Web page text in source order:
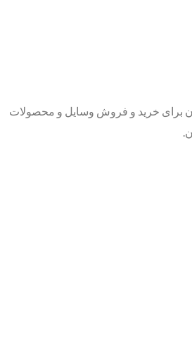
برای خرید و فروش وسایل و محصولات